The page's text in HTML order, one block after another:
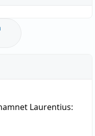
Laurentius: